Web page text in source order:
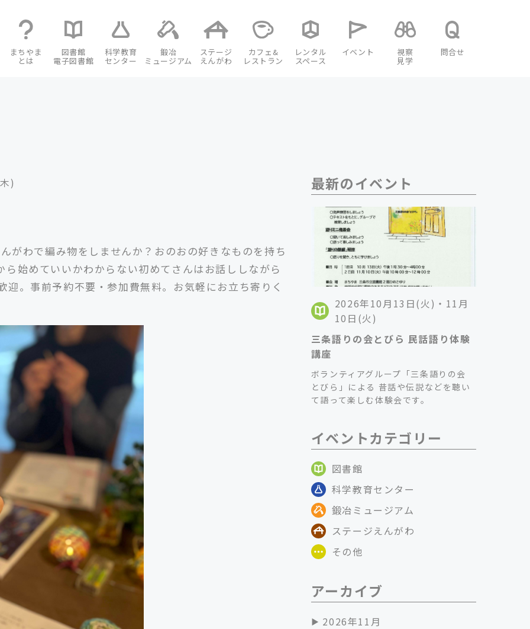
まちやま
とは
図書館
電子図書館
科学教育
センター
鍛冶
ミュージアム
ステージ
えんがわ
カフェ&
レストラン
レンタル
スペース
イベント 視察
見学
問合せ
)
がわで編み物をしませんか？おのおの好きなものを持ち
始めていいかわからない初めてさんはお話ししながら
。事前予約不要・参加費無料。お気軽にお立ち寄りく
最新のイベント
2026年10月13日(火)・11月
10日(火)
三条語りの会とびら 民話語り体験
講座
ボランティアグループ「三条語りの会
とびら」による 昔話や伝説などを聴い
て語って楽しむ体験会です。
イベントカテゴリー
図書館
科学教育センター
鍛冶ミュージアム
ステージえんがわ
その他
アーカイブ
2026年11月